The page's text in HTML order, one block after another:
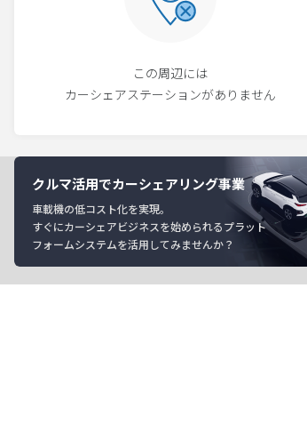
この周辺には
カーシェアステーションがありません
クルマ活用でカーシェアリング事業
車載機の低コスト化を実現。
すぐにカーシェアビジネスを始められるプラット
フォームシステムを活用してみませんか？